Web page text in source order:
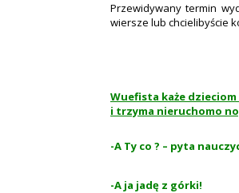
Przewidywany termin
wiersze lub chcielibyście
Wuefista każe dzieciom
i trzyma nieruchomo
-A Ty co ? – pyta
-A ja jadę z górki!